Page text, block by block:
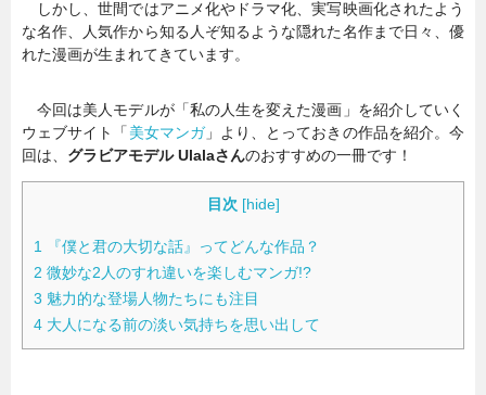
しかし、世間ではアニメ化やドラマ化、実写映画化されたよう
な名作、人気作から知る人ぞ知るような隠れた名作まで日々、優
れた漫画が生まれてきています。
今回は美人モデルが「私の人生を変えた漫画」を紹介していく
ウェブサイト「 美女マンガ」より、とっておきの作品を紹介。今
回は、 グラビアモデル Ulalaさんのおすすめの一冊です！
目次 [hide]
1
『僕と君の大切な話』ってどんな作品？
2 微妙な2人のすれ違いを楽しむマンガ!?
3 魅力的な登場人物たちにも注目
4 大人になる前の淡い気持ちを思い出して